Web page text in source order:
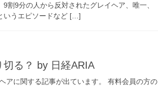
割9分の人から反対されたグレイヘア、唯一、
いうエピソードなど […]
る？ by 日経ARIA
アに関する記事が出ています。 有料会員の方の